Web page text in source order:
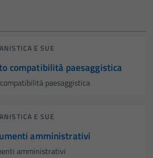
E SUE
compatibilità paesaggistica
paesaggistica
E SUE
amministrativi
amministrativi